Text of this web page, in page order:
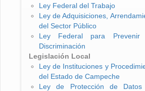
Ley Federal del Trabajo
Ley de Adquisiciones,
del Sector Público
Ley Federal para
Discriminación
Legislación Local
Ley de Instituciones y
del Estado de Campeche
Ley de Protección de Datos